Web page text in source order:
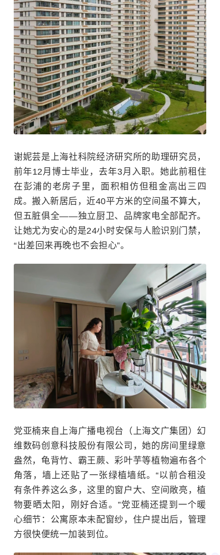
谢妮芸是上海社科院经济研究所的助理研究员，
前年12月博士毕业，去年3月入职。她此前租住
在彭浦的老房子里，面积相仿但租金高出三四
成。搬入新居后，近40平方米的空间虽不算大，
但五脏俱全——独立厨卫、品牌家电全部配齐。
让她尤为安心的是24小时安保与人脸识别门禁，
“出差回来再晚也不会担心”。
党亚楠来自上海广播电视台（上海文广集团）幻
维数码创意科技股份有限公司，她的房间里绿意
盎然，龟背竹、霸王蕨、彩叶芋等植物遍布各个
角落，墙上还贴了一张绿植墙纸。“以前合租没
有条件养这么多，这里的窗户大、空间敞亮，植
物要晒太阳，刚好合适。”党亚楠还提到一个暖
心细节：公寓原本未配窗纱，住户提出后，管理
方很快便统一加装到位。